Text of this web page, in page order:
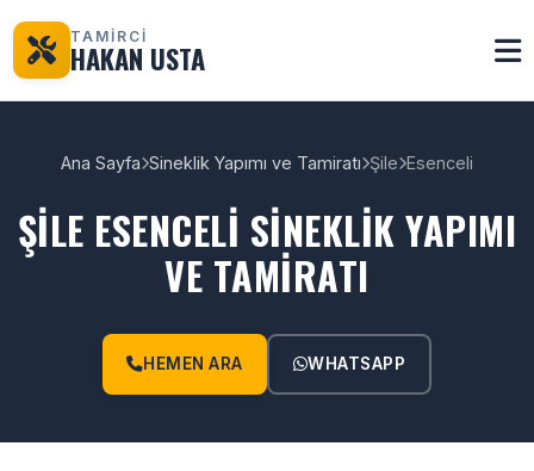
TAMİRCİ
HAKAN USTA
Ana Sayfa Sineklik Yapımı ve Tamiratı Şile Esenceli
ŞILE ESENCELI SINEKLIK YAPIMI
VE TAMIRATI
HEMEN ARA WHATSAPP